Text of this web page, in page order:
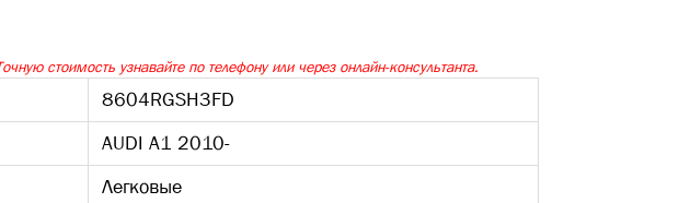
стоимость узнавайте по телефону или через онлайн-консультанта.
8604RGSH3FD
AUDI A1 2010-
Легковые